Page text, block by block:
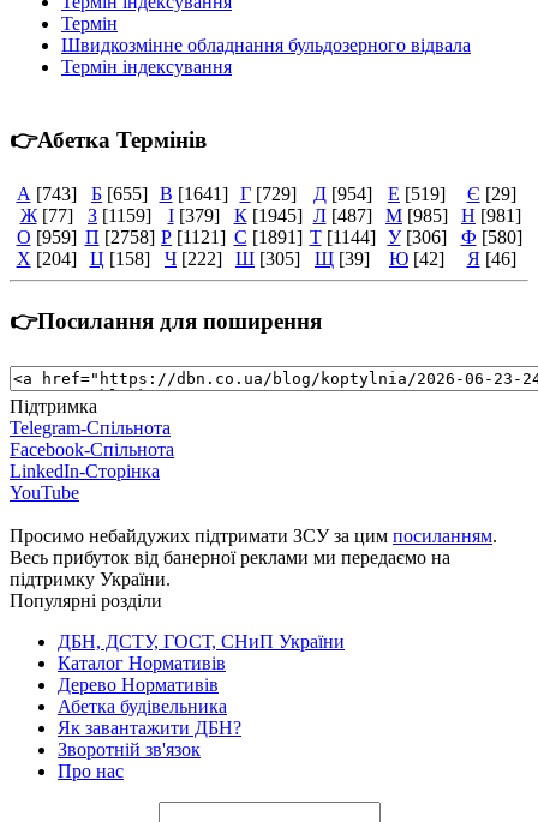
Термін
Швидкозмінне обладнання бульдозерного відвала
Термін індексування
👉Абетка Термінів
А [743] Б [655] В [1641] Г [729] Д [954] Е [519] Є [29]
Ж [77] З [1159] І [379] К [1945] Л [487] М [985] Н [981]
О [959] П [2758] Р [1121] С [1891] Т [1144] У [306] Ф [580]
Х [204] Ц [158] Ч [222] Ш [305] Щ [39] Ю [42] Я [46]
👉Посилання для поширення
Підтримка
Telegram-Спільнота
Facebook-Спільнота
LinkedIn-Сторінка
YouTube
Просимо небайдужих підтримати ЗСУ за цим посиланням.
Весь прибуток від банерної реклами ми передаємо на
підтримку України.
Популярні розділи
ДБН, ДСТУ, ГОСТ, СНиП України
Каталог Нормативів
Дерево Нормативів
Абетка будівельника
Як завантажити ДБН?
Зворотній зв'язок
Про нас